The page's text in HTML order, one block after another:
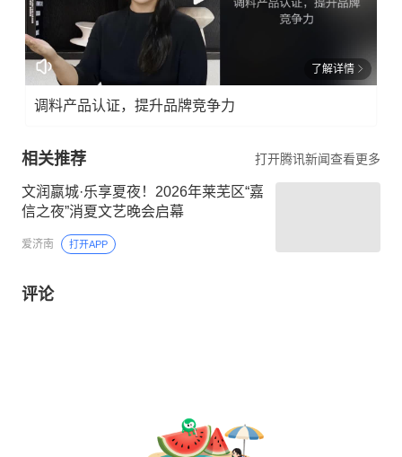
了解详情
调料产品认证，提升品牌竞争力
相关推荐 打开腾讯新闻查看更多
文润嬴城·乐享夏夜！2026年莱芜区“嘉
信之夜”消夏文艺晚会启幕
爱济南 打开APP
评论